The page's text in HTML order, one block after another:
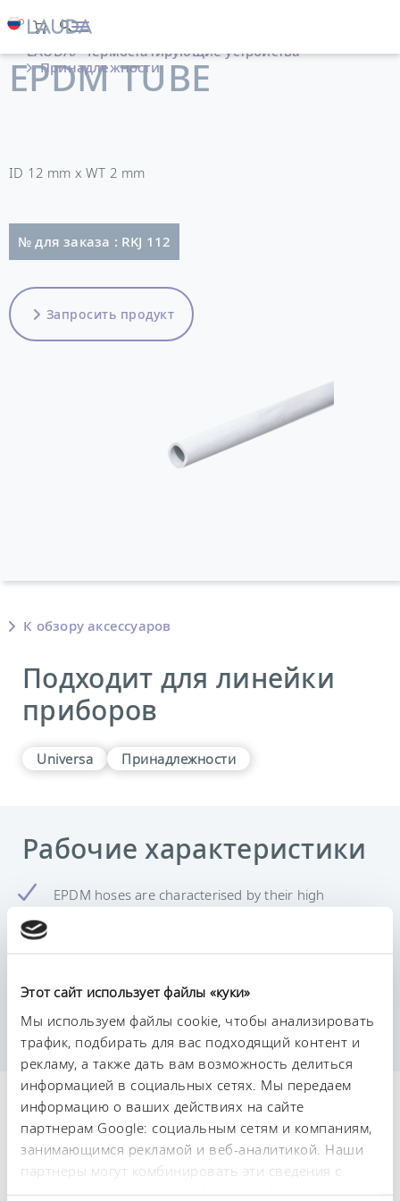
Этот сайт использует файлы «куки»
Мы используем файлы cookie, чтобы анализировать
трафик, подбирать для вас подходящий контент и
рекламу, а также дать вам возможность делиться
информацией в социальных сетях. Мы передаем
информацию о ваших действиях на сайте
партнерам Google: социальным сетям и компаниям,
занимающимся рекламой и веб-аналитикой. Наши
партнеры могут комбинировать эти сведения с
предоставленной вами информацией, а также
LAUDA
Термостатирующие устройства
Принадлежности
EPDM TUBE
ID 12 mm x WT 2 mm
№ для заказа : RKJ 112
Запросить продукт
К обзору аксессуаров
Подходит для линейки
приборов
Universa Принадлежности
Рабочие характеристики
EPDM hoses are characterised by their high
offer high elasticity as well as excellent low-
EPDM hose not suitable for mineral oils and Ultra
Hose available by the metre
Технические
характеристики (согл.
DIN 12876)